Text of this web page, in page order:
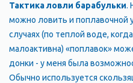
Тактика ловли барабульки.
можно ловить и поплавочной
случаях (по теплой воде,
малоактивна) «поплавок»
донки - у меня была
Обычно используется